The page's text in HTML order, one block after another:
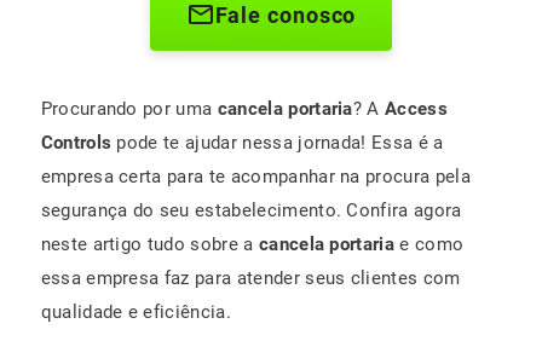
Fale conosco
Procurando por uma cancela portaria? A Access
Controls pode te ajudar nessa jornada! Essa é a
empresa certa para te acompanhar na procura pela
segurança do seu estabelecimento. Confira agora
neste artigo tudo sobre a cancela portaria e como
essa empresa faz para atender seus clientes com
qualidade e eficiência.